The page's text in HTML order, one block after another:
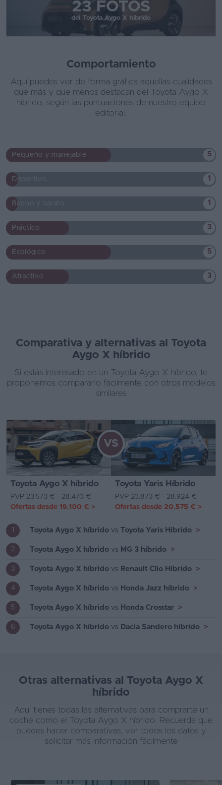
23 FOTOS
del Toyota Aygo X híbrido
Comportamiento
Aquí puedes ver de forma gráfica aquellas cualidades
que más y que menos destacan del Toyota Aygo X
híbrido, según las puntuaciones de nuestro equipo
editorial.
Pequeño y manejable 5
Deportivo 1
Bueno y barato 1
Práctico 3
Ecológico 5
Atractivo 3
Comparativa y alternativas al Toyota
Aygo X híbrido
Si estás interesado en un Toyota Aygo X híbrido, te
proponemos compararlo fácilmente con otros modelos
similares
Toyota Aygo X híbrido Toyota Yaris Híbrido
VS
PVP 23.573 € - 28.473 €
PVP 23.873 € - 28.924 €
Ofertas desde 19.100 € > Ofertas desde 20.575 € >
1 Toyota Aygo X híbrido vs Toyota Yaris Híbrido >
2 Toyota Aygo X híbrido vs MG 3 híbrido >
3 Toyota Aygo X híbrido vs Renault Clio Híbrido >
4 Toyota Aygo X híbrido vs Honda Jazz híbrido >
5 Toyota Aygo X híbrido vs Honda Crosstar >
6 Toyota Aygo X híbrido vs Dacia Sandero híbrido >
Otras alternativas al Toyota Aygo X
híbrido
Aquí tienes todas las alternativas para comprarte un
coche como el Toyota Aygo X híbrido. Recuerda que
puedes hacer comparativas, ver todos los datos y
solicitar más información fácilmente